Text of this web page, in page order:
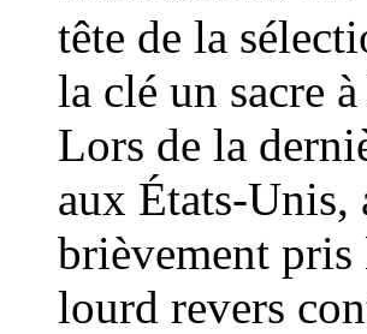
tête de la
la clé un sacre
Lors de la
aux États-Unis,
brièvement pris
lourd revers